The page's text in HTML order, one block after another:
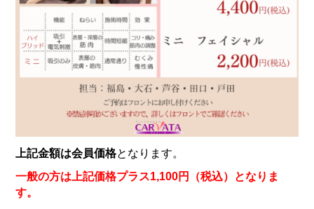
上記金額は会員価格となります。
一般の方は上記価格プラス1,100円（税込）となりま
す。